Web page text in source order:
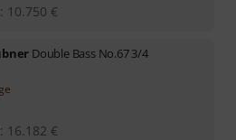
10.750 €
Double Bass No.67 3/4
16.182 €